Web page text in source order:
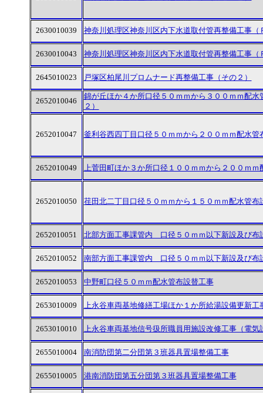
2630010039 神奈川処理区神奈川区内下水道取付管再整備工事（
2630010043 神奈川処理区神奈川区内下水道取付管再整備工事（
2645010023 戸塚区柏尾川プロムナード再整備工事（その２）
2652010046
錦が丘ほか４か所口径５０ｍｍから３００ｍｍ配水
２）
2652010047 釜利谷西四丁目口径５０ｍｍから２００ｍｍ配水管
2652010049 上菅田町ほか３か所口径１００ｍｍから２００ｍｍ
2652010050 荏田北二丁目口径５０ｍｍから１５０ｍｍ配水管布
2652010051 北部方面工事課管内 口径５０ｍｍ以下新設及び布
2652010052 南部方面工事課管内 口径５０ｍｍ以下新設及び布
2652010053 中野町口径５０ｍｍ配水管布設替工事
2653010009 上永谷車両基地修繕工場ほか１か所給湯設備更新工
2653010010 上永谷車両基地信号扱所職員用施設改修工事（電気
2655010004 南消防団第二分団第３班器具置場整備工事
2655010005 港南消防団第五分団第３班器具置場整備工事